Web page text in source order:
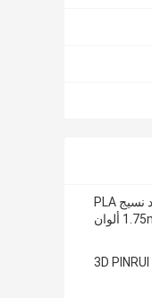
طابعة PINRUI ثلاثية الأبعاد نسيج PLA
متطاطي قوس قزح 1.75mm 1kg ألوان